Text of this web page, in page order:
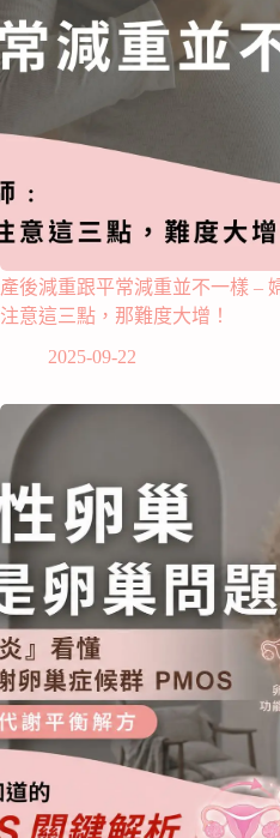
產後減重跟平常減重並不一樣 –
注意這三點，那難度大增！
2025-09-22